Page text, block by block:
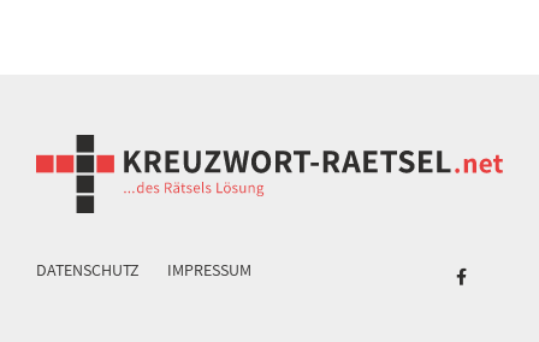
DATENSCHUTZ IMPRESSUM